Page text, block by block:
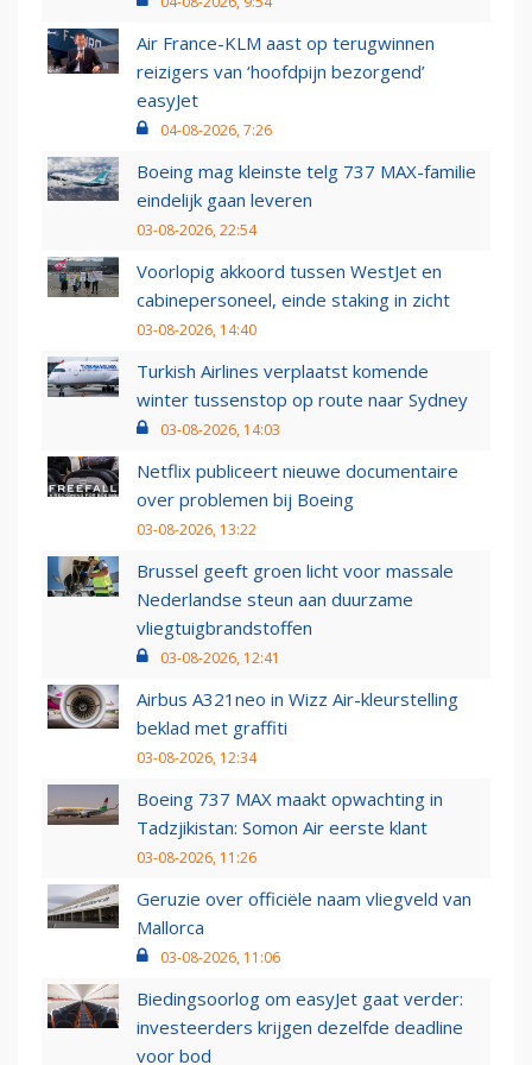
Air France-KLM aast op terugwinnen
reizigers van ‘hoofdpijn bezorgend’
easyJet
04-08-2026, 7:26
Boeing mag kleinste telg 737 MAX-familie
eindelijk gaan leveren
03-08-2026, 22:54
Voorlopig akkoord tussen WestJet en
cabinepersoneel, einde staking in zicht
03-08-2026, 14:40
Turkish Airlines verplaatst komende
winter tussenstop op route naar Sydney
03-08-2026, 14:03
Netflix publiceert nieuwe documentaire
over problemen bij Boeing
03-08-2026, 13:22
Brussel geeft groen licht voor massale
Nederlandse steun aan duurzame
vliegtuigbrandstoffen
03-08-2026, 12:41
Airbus A321neo in Wizz Air-kleurstelling
beklad met graffiti
03-08-2026, 12:34
Boeing 737 MAX maakt opwachting in
Tadzjikistan: Somon Air eerste klant
03-08-2026, 11:26
Geruzie over officiële naam vliegveld van
Mallorca
03-08-2026, 11:06
Biedingsoorlog om easyJet gaat verder:
investeerders krijgen dezelfde deadline
voor bod